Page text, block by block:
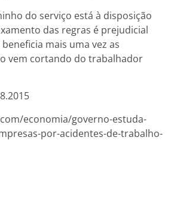
do serviço está à disposição
das regras é prejudicial
mais uma vez as
vem cortando do trabalhador
economia/governo-estuda-
por-acidentes-de-trabalho-